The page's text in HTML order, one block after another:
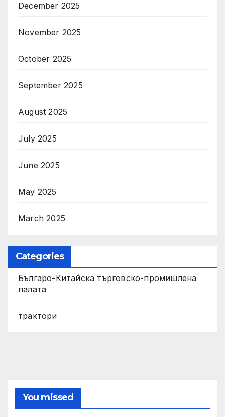
December 2025
November 2025
October 2025
September 2025
August 2025
July 2025
June 2025
May 2025
March 2025
Categories
Българо-Китайска търговско-промишлена
палата
трактори
You missed